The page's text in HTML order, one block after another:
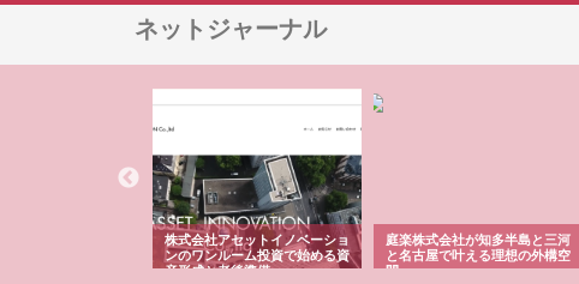
ネットジャーナル
株式会社アセットイノベーショ
ンのワンルーム投資で始める資
産形成と老後準備
庭楽株式会社が知多半島と三河
と名古屋で叶える理想の外構空
間